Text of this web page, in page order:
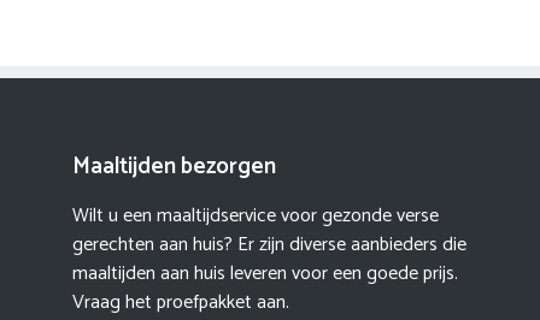
Maaltijden bezorgen
Wilt u een maaltijdservice voor gezonde verse
gerechten aan huis? Er zijn diverse aanbieders die
maaltijden aan huis leveren voor een goede prijs.
Vraag het proefpakket aan.